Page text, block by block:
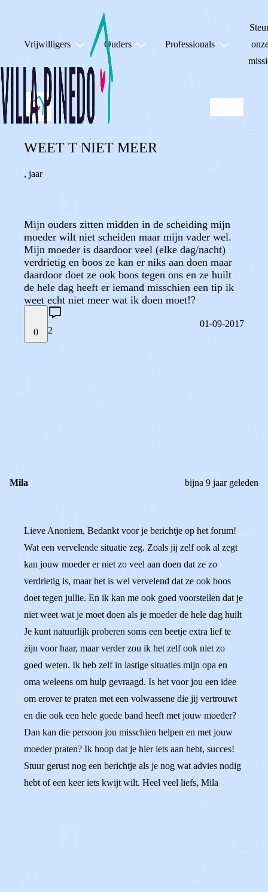
Vrijwilligers Ouders Professionals
WEET T NIET MEER
, jaar
Mijn ouders zitten midden in de scheiding mijn
moeder wilt niet scheiden maar mijn vader wel.
Mijn moeder is daardoor veel (elke dag/nacht)
verdrietig en boos ze kan er niks aan doen maar
daardoor doet ze ook boos tegen ons en ze huilt
de hele dag heeft er iemand misschien een tip ik
weet echt niet meer wat ik doen moet!?
0 2
01-09-2017
Mila bijna 9 jaar geleden
Lieve Anoniem, Bedankt voor je berichtje op het forum!
Wat een vervelende situatie zeg. Zoals jij zelf ook al zegt
kan jouw moeder er niet zo veel aan doen dat ze zo
verdrietig is, maar het is wel vervelend dat ze ook boos
doet tegen jullie. En ik kan me ook goed voorstellen dat je
niet weet wat je moet doen als je moeder de hele dag huilt
Je kunt natuurlijk proberen soms een beetje extra lief te
zijn voor haar, maar verder zou ik het zelf ook niet zo
goed weten. Ik heb zelf in lastige situaties mijn opa en
oma weleens om hulp gevraagd. Is het voor jou een idee
om erover te praten met een volwassene die jij vertrouwt
en die ook een hele goede band heeft met jouw moeder?
Dan kan die persoon jou misschien helpen en met jouw
moeder praten? Ik hoop dat je hier iets aan hebt, succes!
Stuur gerust nog een berichtje als je nog wat advies nodig
hebt of een keer iets kwijt wilt. Heel veel liefs, Mila